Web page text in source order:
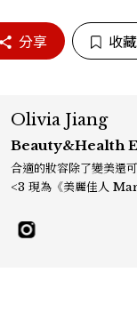
分享 收藏
Olivia Jiang
Beauty&Health
合適的妝容除了變美還
<3 現為《美麗佳人
容趨勢；擅長挖掘明星
品，還有分享那些自己